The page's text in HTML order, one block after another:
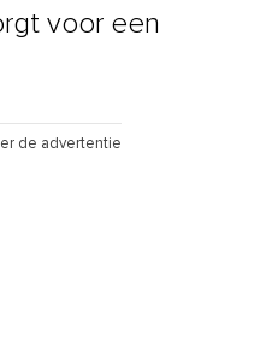
voor een
de advertentie